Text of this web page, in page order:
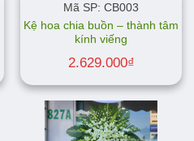
Mã SP: CB003
Kệ hoa chia buồn – thành tâm
kính viếng
2.629.000₫